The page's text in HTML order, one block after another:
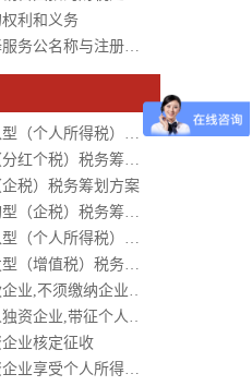
利和义务
注册上海翻译服务公名称与注册资本要求规定
上海工资收入型（个人所得税）税务筹划方案
投资收益型（分红个税）税务筹划方案
税）税务筹划方案
上海贸易采购型（企税）税务筹划方案
上海劳务收入型（个人所得税）税务筹划方案
上海科技研发型（增值税）税务筹划方案
注册上海合伙企业,不须缴纳企业所得税,个人所得税核定征收
上海注册个人独资企业,带征个人所得税,财政税收返还扶持40%-50%
企业核定征收
上海个人独资企业享受个人所得税核定征收